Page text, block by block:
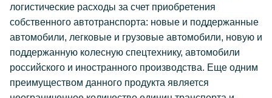
логистические расходы за счет приобретения
собственного автотранспорта: новые и поддержанные
автомобили, легковые и грузовые автомобили, новую и
поддержанную колесную спецтехнику, автомобили
российского и иностранного производства. Еще одним
преимуществом данного продукта является